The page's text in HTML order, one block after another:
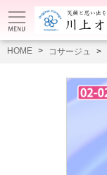
HOME コサージュ